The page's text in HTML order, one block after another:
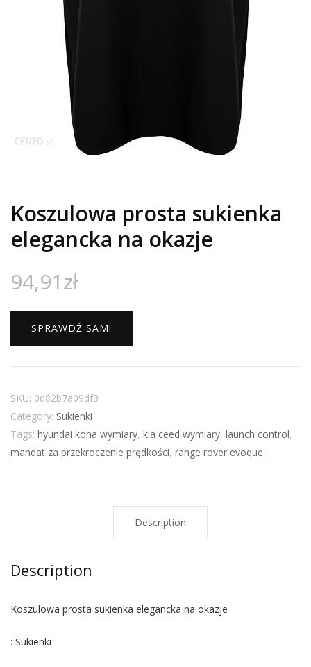
Koszulowa prosta sukienka
elegancka na okazje
94,91zł
SPRAWDŹ SAM!
SKU: 0d82b7a09df3
Category: Sukienki
Tags: hyundai kona wymiary, kia ceed wymiary, launch control,
mandat za przekroczenie prędkości, range rover evoque
Description
Description
Koszulowa prosta sukienka elegancka na okazje
: Sukienki